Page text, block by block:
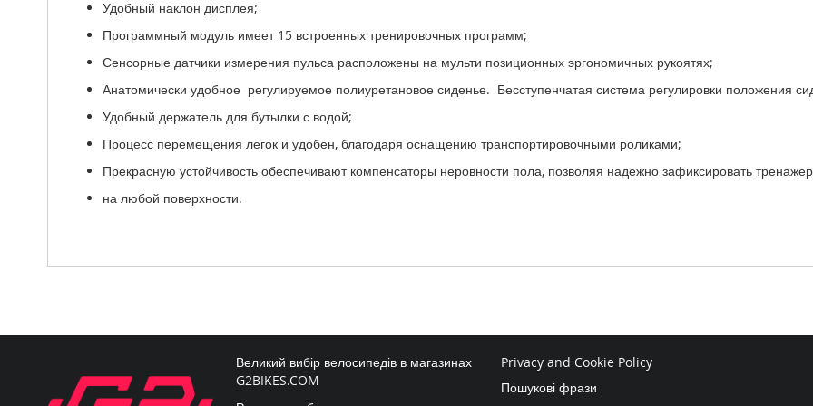
Удобный наклон дисплея;
Программный модуль имеет 15 встроенных тренировочных программ;
Сенсорные датчики измерения пульса расположены на мульти позиционных эргономичных рукоятях;
Анатомически удобное регулируемое полиуретановое сиденье. Бесступенчатая система регулировки положения
Удобный держатель для бутылки с водой;
Процесс перемещения легок и удобен, благодаря оснащению транспортировочными роликами;
Прекрасную устойчивость обеспечивают компенсаторы неровности пола, позволяя надежно зафиксировать тренажер
на любой поверхности.
Великий вибір велосипедів в магазинах
G2BIKES.COM
Privacy and Cookie Policy
Пошукові фрази